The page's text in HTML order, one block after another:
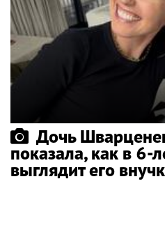
Дочь
показала, как в 6-
выглядит его